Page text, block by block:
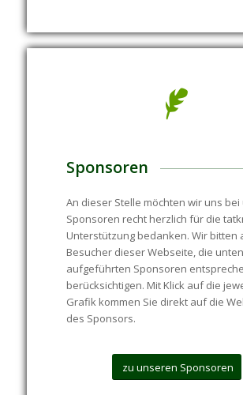
Sponsoren
An dieser Stelle möchten wir uns
Sponsoren recht herzlich für die
Unterstützung bedanken. Wir bitten
Besucher dieser Webseite, die unten
aufgeführten Sponsoren
berücksichtigen. Mit Klick auf die
Grafik kommen Sie direkt auf die
des Sponsors.
zu unseren Sponsoren